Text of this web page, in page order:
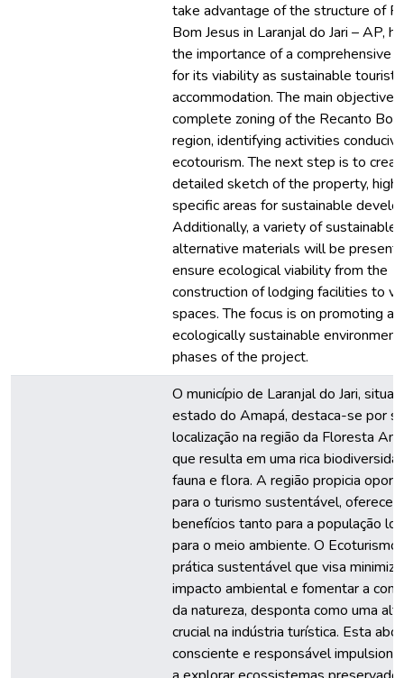
take advantage of the structure of
Bom Jesus in Laranjal do Jari – AP,
the importance of a comprehensive
for its viability as sustainable tourist
accommodation. The main objective
complete zoning of the Recanto
region, identifying activities
ecotourism. The next step is to
detailed sketch of the property,
specific areas for sustainable
Additionally, a variety of sustainable
alternative materials will be
ensure ecological viability from the
construction of lodging facilities to
spaces. The focus is on promoting an
ecologically sustainable
phases of the project.
O município de Laranjal do Jari,
estado do Amapá, destaca-se por
localização na região da Floresta
que resulta em uma rica
fauna e flora. A região propicia
para o turismo sustentável,
benefícios tanto para a população
para o meio ambiente. O
prática sustentável que visa
impacto ambiental e fomentar a
da natureza, desponta como uma
crucial na indústria turística. Esta
consciente e responsável